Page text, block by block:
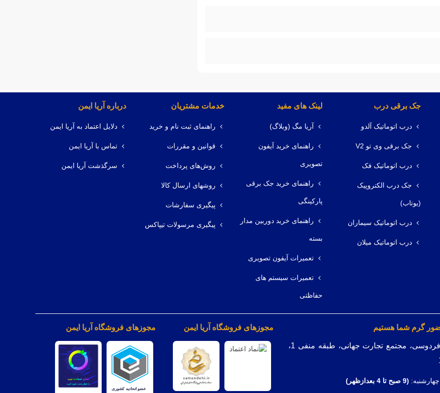
جک برقی درب
درب اتوماتیک آلدو
جک برقی وی تو V2
درب اتوماتیک فک
جک درب الکتروپیک
(یوتاب)
درب اتوماتیک سیماران
درب اتوماتیک میلان
لینک های مفید
آریا مگ (وبلاگ)
راهنمای خرید آیفون
تصویری
راهنمای خرید جک برقی
پارکینگی
راهنمای خرید دوربین مدار
بسته
تعمیرات آیفون تصویری
تعمیرات سیستم های
حفاظتی
خدمات مشتریان
راهنمای ثبت نام و خرید
قوانین و مقررات
روش‌های پرداخت
روشهای ارسال کالا
پیگیری سفارشات
پیگیری مرسولات تیپاکس
درباره آریا ایمن
دلایل اعتماد به آریا ایمن
تماس با آریا ایمن
سرگذشت آریا ایمن
گرم شما هستیم
میدان فردوسی، مجتمع تجارت جهانی، طبقه منفی 1،
(9 صبح تا 4 بعدازظهر)
مجوزهای فروشگاه آریا ایمن مجوزهای فروشگاه آریا ایمن